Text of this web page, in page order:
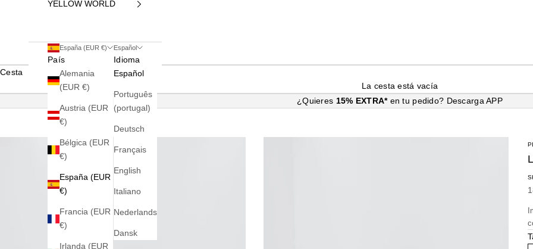
YELLOW WORLD
España (EUR €)
País
Alemania
(EUR €)
Austria (EUR
€)
Bélgica (EUR
€)
España (EUR
€)
Francia (EUR
€)
Irlanda (EUR
Español
Idioma
Español
Português
(portugal)
Deutsch
Français
English
Italiano
Nederlands
Dansk
Cesta
La cesta está vacía
¿Quieres 15% EXTRA* en tu pedido? Descarga APP